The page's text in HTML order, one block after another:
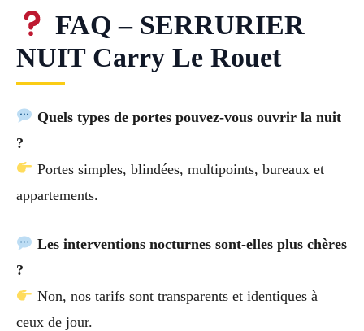
FAQ – SERRURIER
NUIT Carry Le Rouet
Quels types de portes pouvez-vous ouvrir la nuit
?
Portes simples, blindées, multipoints, bureaux et
appartements.
Les interventions nocturnes sont-elles plus chères
?
Non, nos tarifs sont transparents et identiques à
ceux de jour.